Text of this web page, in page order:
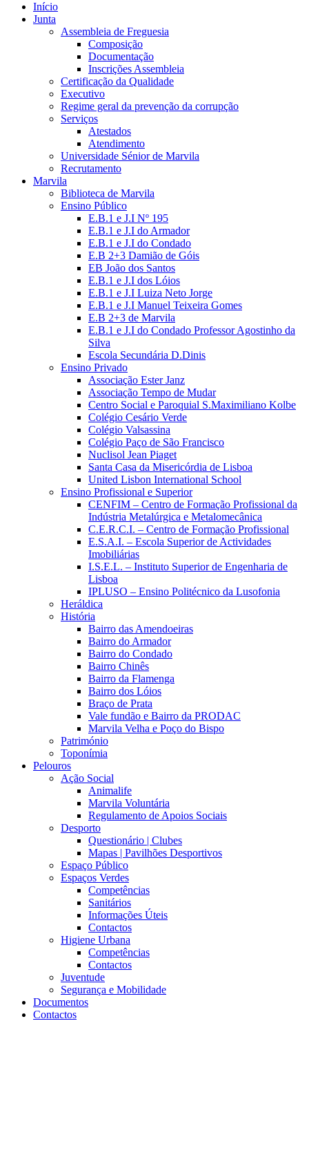
Início
Junta
Assembleia de Freguesia
Composição
Documentação
Inscrições Assembleia
Certificação da Qualidade
Executivo
Regime geral da prevenção da corrupção
Serviços
Atestados
Atendimento
Universidade Sénior de Marvila
Recrutamento
Marvila
Biblioteca de Marvila
Ensino Público
E.B.1 e J.I Nº 195
E.B.1 e J.I do Armador
E.B.1 e J.I do Condado
E.B 2+3 Damião de Góis
EB João dos Santos
E.B.1 e J.I dos Lóios
E.B.1 e J.I Luiza Neto Jorge
E.B.1 e J.I Manuel Teixeira Gomes
E.B 2+3 de Marvila
E.B.1 e J.I do Condado Professor Agostinho da
Silva
Escola Secundária D.Dinis
Ensino Privado
Associação Ester Janz
Associação Tempo de Mudar
Centro Social e Paroquial S.Maximiliano Kolbe
Colégio Cesário Verde
Colégio Valsassina
Colégio Paço de São Francisco
Nuclisol Jean Piaget
Santa Casa da Misericórdia de Lisboa
United Lisbon International School
Ensino Profissional e Superior
CENFIM – Centro de Formação Profissional da
Indústria Metalúrgica e Metalomecânica
C.E.R.C.I. – Centro de Formação Profissional
E.S.A.I. – Escola Superior de Actividades
Imobiliárias
I.S.E.L. – Instituto Superior de Engenharia de
Lisboa
IPLUSO – Ensino Politécnico da Lusofonia
Heráldica
História
Bairro das Amendoeiras
Bairro do Armador
Bairro do Condado
Bairro Chinês
Bairro da Flamenga
Bairro dos Lóios
Braço de Prata
Vale fundão e Bairro da PRODAC
Marvila Velha e Poço do Bispo
Património
Toponímia
Pelouros
Ação Social
Animalife
Marvila Voluntária
Regulamento de Apoios Sociais
Desporto
Questionário | Clubes
Mapas | Pavilhões Desportivos
Espaço Público
Espaços Verdes
Competências
Sanitários
Informações Úteis
Contactos
Higiene Urbana
Competências
Contactos
Juventude
Segurança e Mobilidade
Documentos
Contactos